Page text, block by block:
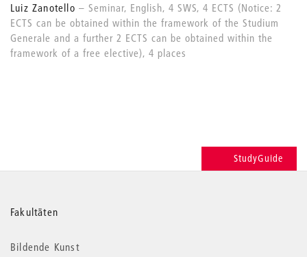
Luiz Zanotello
Seminar, English, 4 SWS, 4 ECTS (Notice: 2
ECTS can be obtained within the framework of the Studium
Generale and a further 2 ECTS can be obtained within the
framework of a free elective), 4 places
StudyGuide
Weitere
Informationen
Fakultäten
Bildende Kunst